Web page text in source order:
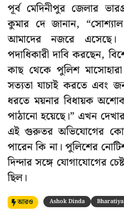
পূর্ব মেদিনীপুর জেলার
কুমার দে জানান,
আমাদের নজরে এসেছে।
পদাধিকারী দাবি করছেন,
কাছ থেকে পুলিশ
সত্যতা যাচাই করতে এবং
ধরতে ময়নার বিধায়ক
পাঠানো হয়েছে।” এখন
এই গুরুতর অভিযোগের
পারেন কি না। পুলিশের
দিন্দার সঙ্গে যোগাযোগের
ছিল।
আরও Ashok Dinda